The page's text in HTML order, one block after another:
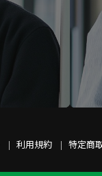
利用規約 特定商